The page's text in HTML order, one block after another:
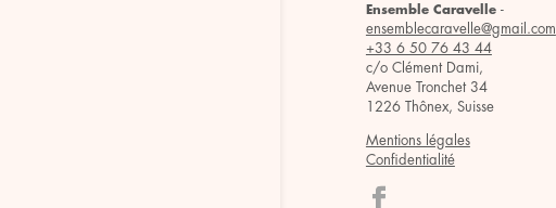
Ensemble Caravelle-
ensemblecaravelle@gmail.com
+33 6 50 76 43 44
c/o Clément Dami,
Avenue Tronchet 34
1226 Thônex, Suisse
Mentions légales
Confidentialité